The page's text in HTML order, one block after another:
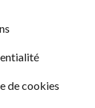
de cookies